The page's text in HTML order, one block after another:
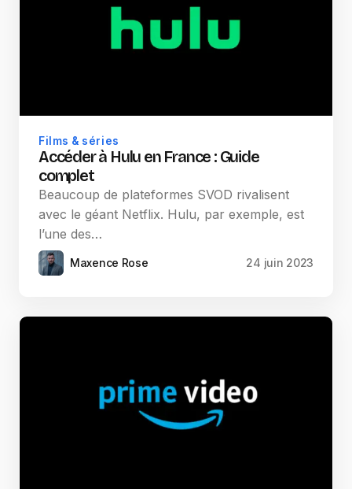
Films & séries
Accéder à Hulu en France : Guide
complet
Beaucoup de plateformes SVOD rivalisent
avec le géant Netflix. Hulu, par exemple, est
l’une des…
Maxence Rose 24 juin 2023